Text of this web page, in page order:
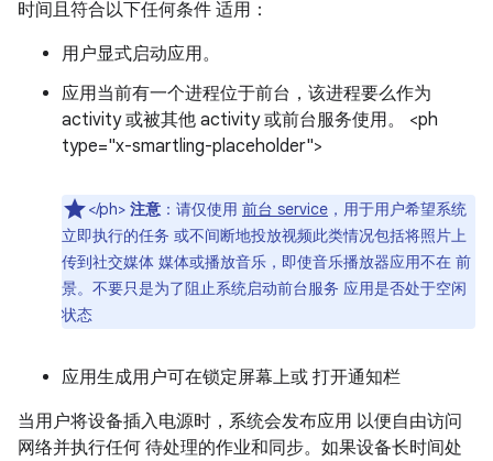
时间且符合以下任何条件 适用：
用户显式启动应用。
应用当前有一个进程位于前台，该进程要么作为
activity 或被其他 activity 或前台服务使用。 <ph
type="x-smartling-placeholder">
</ph> 注意 ：请仅使用 前台 service ，用于用户希望系统
立即执行的任务 或不间断地投放视频此类情况包括将照片上
传到社交媒体 媒体或播放音乐，即使音乐播放器应用不在 前
景。不要只是为了阻止系统启动前台服务 应用是否处于空闲
状态
应用生成用户可在锁定屏幕上或 打开通知栏
当用户将设备插入电源时，系统会发布应用 以便自由访问
网络并执行任何 待处理的作业和同步。如果设备长时间处